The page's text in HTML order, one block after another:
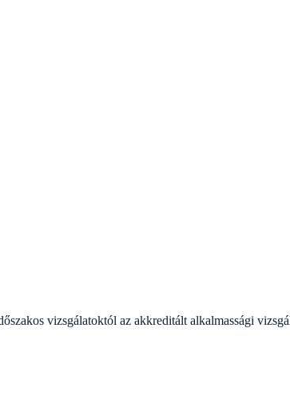
vizsgálatoktól az akkreditált alkalmassági